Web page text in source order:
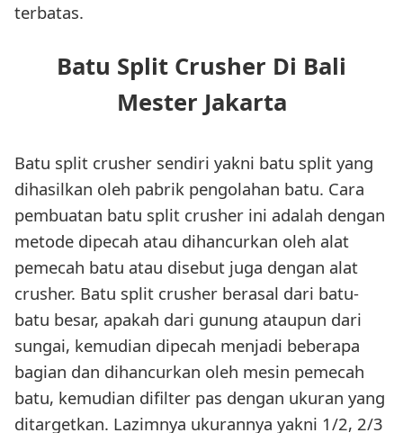
terbatas.
Batu Split Crusher Di Bali
Mester Jakarta
Batu split crusher sendiri yakni batu split yang
dihasilkan oleh pabrik pengolahan batu. Cara
pembuatan batu split crusher ini adalah dengan
metode dipecah atau dihancurkan oleh alat
pemecah batu atau disebut juga dengan alat
crusher. Batu split crusher berasal dari batu-
batu besar, apakah dari gunung ataupun dari
sungai, kemudian dipecah menjadi beberapa
bagian dan dihancurkan oleh mesin pemecah
batu, kemudian difilter pas dengan ukuran yang
ditargetkan. Lazimnya ukurannya yakni 1/2, 2/3